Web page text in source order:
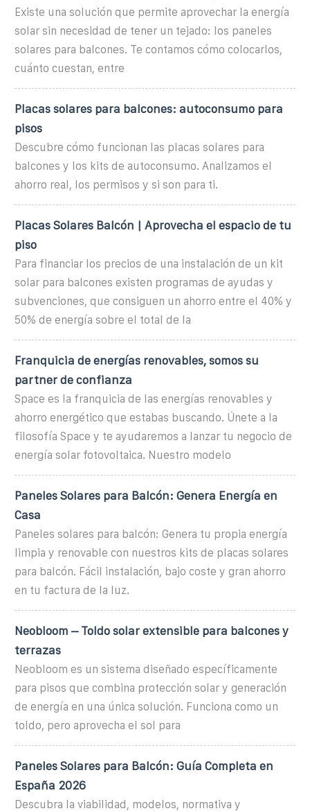
Existe una solución que permite aprovechar la energía
solar sin necesidad de tener un tejado: los paneles
solares para balcones. Te contamos cómo colocarlos,
cuánto cuestan, entre
Placas solares para balcones: autoconsumo para
pisos
Descubre cómo funcionan las placas solares para
balcones y los kits de autoconsumo. Analizamos el
ahorro real, los permisos y si son para ti.
Placas Solares Balcón | Aprovecha el espacio de tu
piso
Para financiar los precios de una instalación de un kit
solar para balcones existen programas de ayudas y
subvenciones, que consiguen un ahorro entre el 40% y
50% de energía sobre el total de la
Franquicia de energías renovables, somos su
partner de confianza
Space es la franquicia de las energías renovables y
ahorro energético que estabas buscando. Únete a la
filosofía Space y te ayudaremos a lanzar tu negocio de
energía solar fotovoltaica. Nuestro modelo
Paneles Solares para Balcón: Genera Energía en
Casa
Paneles solares para balcón: Genera tu propia energía
limpia y renovable con nuestros kits de placas solares
para balcón. Fácil instalación, bajo coste y gran ahorro
en tu factura de la luz.
Neobloom – Toldo solar extensible para balcones y
terrazas
Neobloom es un sistema diseñado específicamente
para pisos que combina protección solar y generación
de energía en una única solución. Funciona como un
toldo, pero aprovecha el sol para
Paneles Solares para Balcón: Guía Completa en
España 2026
Descubra la viabilidad, modelos, normativa y